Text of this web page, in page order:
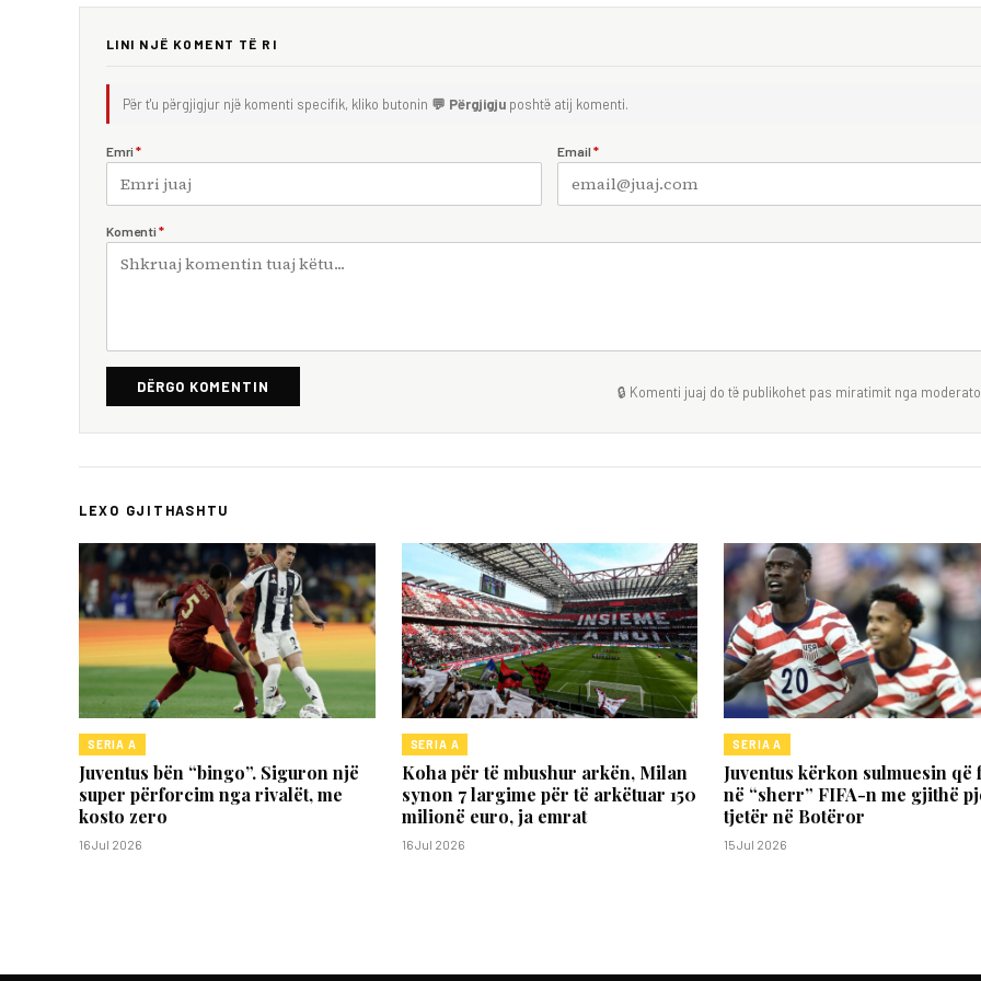
LINI NJË KOMENT TË RI
Për t'u përgjigjur një komenti specifik, kliko butonin 💬 Përgjigju poshtë atij komenti.
Emri * Email *
Komenti *
DËRGO KOMENTIN 🔒 Komenti juaj do të publikohet pas miratimit nga
LEXO GJITHASHTU
SERIA A
Juventus bën “bingo”. Siguron një
super përforcim nga rivalët, me
kosto zero
16 Jul 2026
SERIA A
Koha për të mbushur arkën, Milan
synon 7 largime për të arkëtuar 150
milionë euro, ja emrat
16 Jul 2026
SERIA A
Juventus kërkon sulmuesin që
në “sherr” FIFA-n me gjithë
tjetër në Botëror
15 Jul 2026